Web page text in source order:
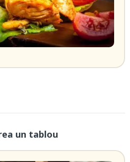
un tablou